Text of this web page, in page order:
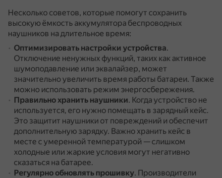
Несколько советов, которые помогут сохранить
высокую ёмкость аккумулятора беспроводных
наушников на длительное время:
Оптимизировать настройки устройства.
Отключение ненужных функций, таких как активное
шумоподавление или эквалайзер, может
значительно увеличить время работы батареи. Также
можно использовать режим энергосбережения.
Правильно хранить наушники. Когда устройство не
используется, его нужно помещать в зарядный кейс.
Это защитит наушники от повреждений и обеспечит
дополнительную зарядку. Важно хранить кейс в
месте с умеренной температурой — слишком
холодные или жаркие условия могут негативно
сказаться на батарее.
Регулярно обновлять прошивку. Производители